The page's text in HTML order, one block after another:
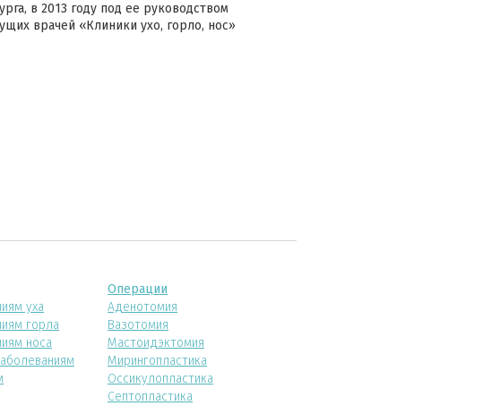
в 2013 году под ее руководством
врачей «Клиники ухо, горло, нос»
уха
горла
носа
Операции
Аденотомия
Вазотомия
Мастоидэктомия
Мирингопластика
Оссикулопластика
Септопластика